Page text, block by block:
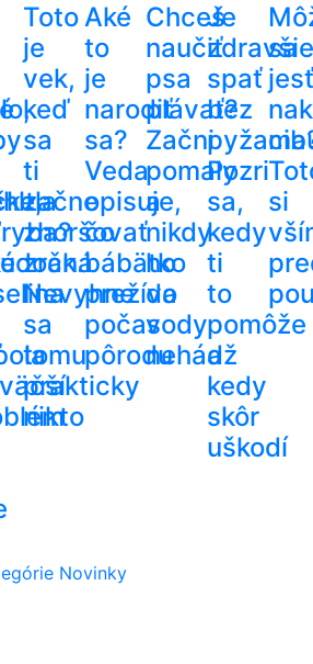
Toto
je
vek,
keď
sa
ti
začne
zhoršovať
zrak.
Nevyhne
sa
tomu
prakticky
nikto
Aké
to
je
narodiť
sa?
Veda
opisuje,
čo
bábätko
prežíva
počas
pôrodu
Chceš
naučiť
psa
plávať?
Začni
pomaly
a
nikdy
ho
do
vody
nehádž
Je
zdravšie
spať
bez
Pozri
sa,
kedy
ti
to
pomôže
a
kedy
skôr
uškodí
sa
jesť
si
Novinky